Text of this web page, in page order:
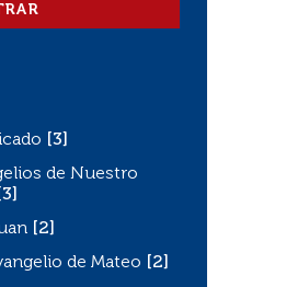
[3]
de Nuestro Señor Jesucristo
de Nuestro
[3]
[2]
de Mateo
de Mateo
[2]